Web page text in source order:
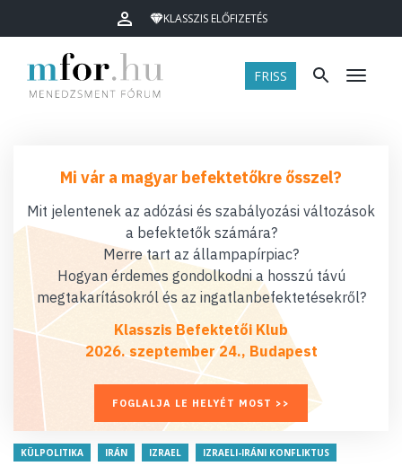
KLASSZIS ELŐFIZETÉS
FRISS Menü
Mi vár a magyar befektetőkre ősszel?
Mit jelentenek az adózási és szabályozási változások
a befektetők számára?
Merre tart az állampapírpiac?
Hogyan érdemes gondolkodni a hosszú távú
megtakarításokról és az ingatlanbefektetésekről?
Klasszis Befektetői Klub
2026. szeptember 24., Budapest
FOGLALJA LE HELYÉT MOST >>
KÜLPOLITIKA IRÁN IZRAEL
IZRAELI-IRÁNI KONFLIKTUS